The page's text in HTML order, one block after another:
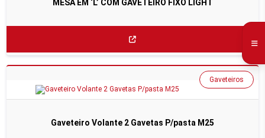
MESA EM ‘L’ COM GAVETEIRO FIXO LIGHT
Gaveteiro Volante 2 Gavetas P/pasta M25
Gaveteiros